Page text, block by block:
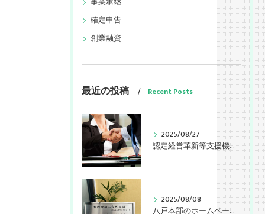
確定申告
創業融資
最近の投稿 Recent Posts
2025/08/27
認定経営革新等支援機関として認定されました。
2025/08/08
八戸本部のホームページを公開しました。